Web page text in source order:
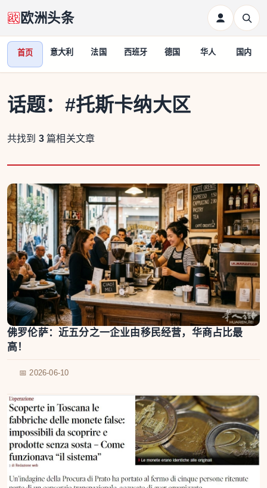
欧洲头条
首页 意大利 法国 西班牙 德国 华人 国内
话题： #托斯卡纳大区
共找到 3 篇相关文章
佛罗伦萨：近五分之一企业由移民经营，华商占比最
高！
📅 2026-06-10